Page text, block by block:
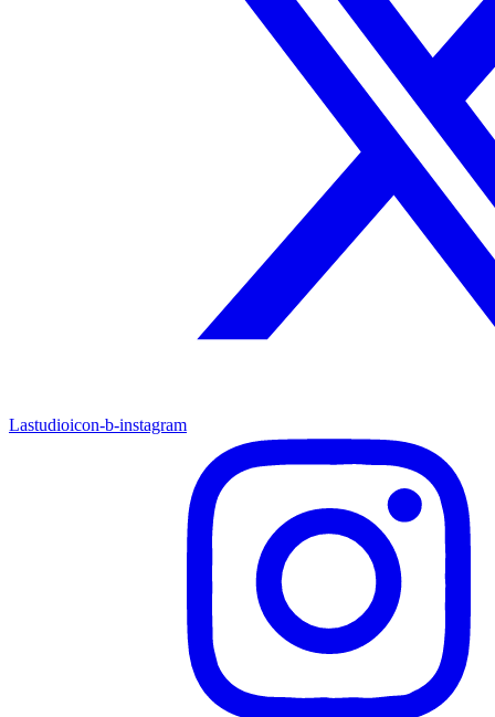
Lastudioicon-b-instagram